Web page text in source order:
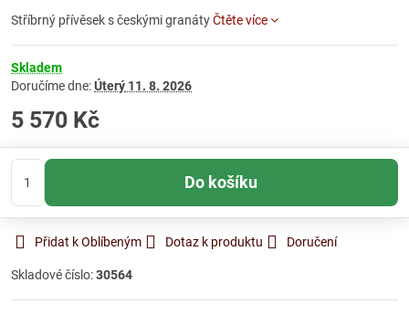
Stříbrný přívěsek s českými granátyČtěte více
Skladem
Doručíme dne:Úterý 11. 8. 2026
5 570 Kč
Do košíku
Přidat k Oblíbeným Dotaz k produktu Doručení
Skladové číslo:30564